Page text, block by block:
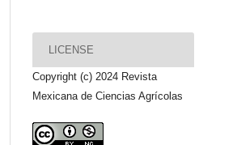
LICENSE
Copyright (c) 2024 Revista
Mexicana de Ciencias Agrícolas